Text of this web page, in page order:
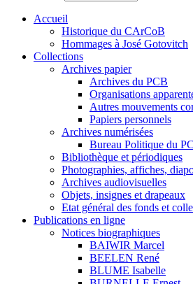
Accueil
Historique du CArCoB
Hommages à José Gotovitch
Collections
Archives papier
Archives du PCB
Organisations
Autres mouvements
Papiers personnels
Archives numérisées
Bureau Politique du
Bibliothèque et périodiques
Photographies, affiches,
Archives audiovisuelles
Objets, insignes et drapeaux
Etat général des fonds et
Publications en ligne
Notices biographiques
BAIWIR Marcel
BEELEN René
BLUME Isabelle